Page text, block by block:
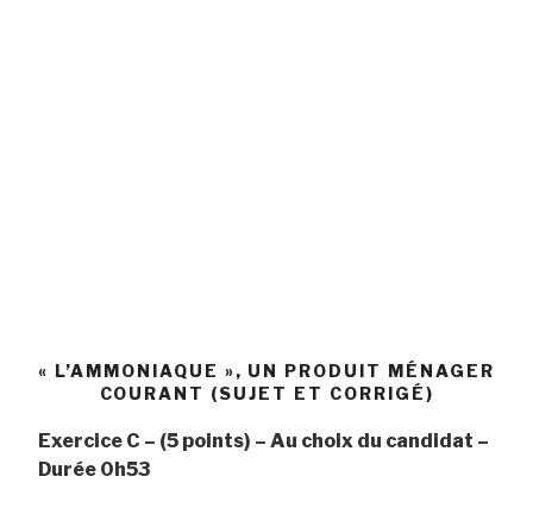
« L’AMMONIAQUE », UN PRODUIT MÉNAGER
COURANT (SUJET ET CORRIGÉ)
Exercice C – (5 points) – Au choix du candidat –
Durée 0h53